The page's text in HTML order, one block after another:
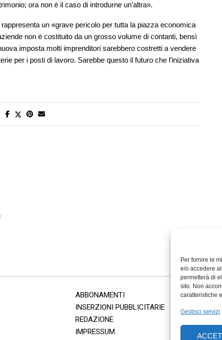
Per fornire le
e/o accedere
permetterà di
sito. Non
caratteristiche
Gestisci servizi
ora non è il caso di introdurne un’altra».
un «grave pericolo per tutta la piazza economica
non è costituito da un grosso volume di contanti, bensì
imposta molti imprenditori sarebbero costretti a vendere
per i posti di lavoro. Sarebbe questo il futuro che l’iniziativa
ABBONAMENTI
INSERZIONI PUBBLICITARIE
REDAZIONE
IMPRESSUM